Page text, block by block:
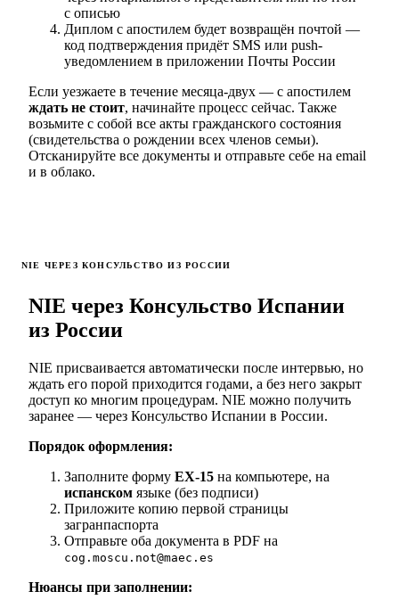
с описью
Диплом с апостилем будет возвращён почтой —
код подтверждения придёт SMS или push-
уведомлением в приложении Почты России
Если уезжаете в течение месяца-двух — с апостилем
ждать не стоит, начинайте процесс сейчас. Также
возьмите с собой все акты гражданского состояния
(свидетельства о рождении всех членов семьи).
Отсканируйте все документы и отправьте себе на email
и в облако.
NIE ЧЕРЕЗ КОНСУЛЬСТВО ИЗ РОССИИ
NIE через Консульство Испании
из России
NIE присваивается автоматически после интервью, но
ждать его порой приходится годами, а без него закрыт
доступ ко многим процедурам. NIE можно получить
заранее — через Консульство Испании в России.
Порядок оформления:
Заполните форму EX-15 на компьютере, на
испанском языке (без подписи)
Приложите копию первой страницы
загранпаспорта
Отправьте оба документа в PDF на
cog.moscu.not@maec.es
Нюансы при заполнении: